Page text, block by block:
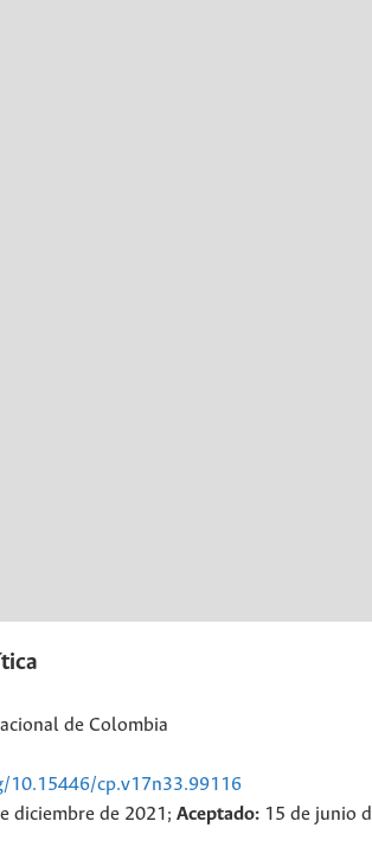
de Colombia
10.15446/cp.v17n33.99116
diciembre de 2021; Aceptado: 15 de junio